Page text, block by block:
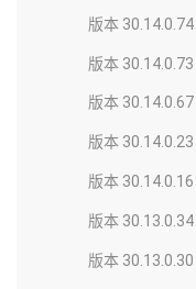
版本 30.14.0.74
版本 30.14.0.73
版本 30.14.0.67
版本 30.14.0.23
版本 30.14.0.16
版本 30.13.0.34
版本 30.13.0.30